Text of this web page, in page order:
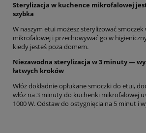
Sterylizacja w kuchence mikrofalowej
szybka
W naszym etui możesz sterylizować smoczek
mikrofalowej i przechowywać go w
kiedy jesteś poza domem.
Niezawodna sterylizacja w 3 minuty —
łatwych kroków
Włóż dokładnie opłukane smoczki do etui,
włóż na 3 minuty do kuchenki mikrofalowej
1000 W. Odstaw do ostygnięcia na 5 minut i